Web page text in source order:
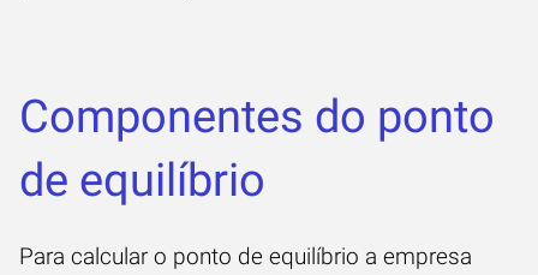
Componentes do ponto
de equilíbrio
Para calcular o ponto de equilíbrio a empresa